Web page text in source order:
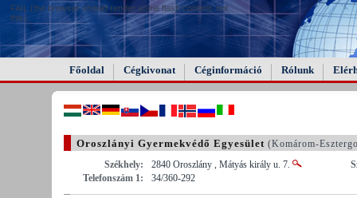
FAIL (the browser should render some flash content, not
this).
Főoldal Cégkivonat Céginformáció Rólunk
Oroszlányi Gyermekvédő Egyesület (Komárom-
Székhely:
2840 Oroszlány , Mátyás király u. 7.
Telefonszám 1:
34/360-292